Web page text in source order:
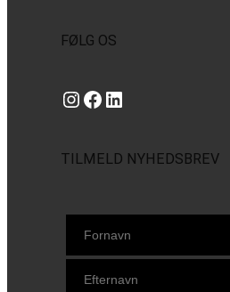
FØLG OS
Instagram https://www.facebook.com/danishbeachvolleytour LinkedIn
TILMELD NYHEDSBREV